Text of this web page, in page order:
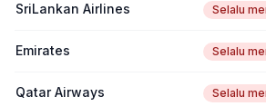
SriLankan Airlines Selalu
Emirates Selalu
Qatar Airways Selalu